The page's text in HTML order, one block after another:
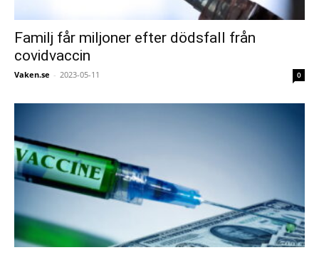
Familj får miljoner efter dödsfall från
covidvaccin
Vaken.se - 2023-05-11 0